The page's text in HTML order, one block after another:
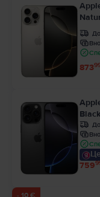
873
759